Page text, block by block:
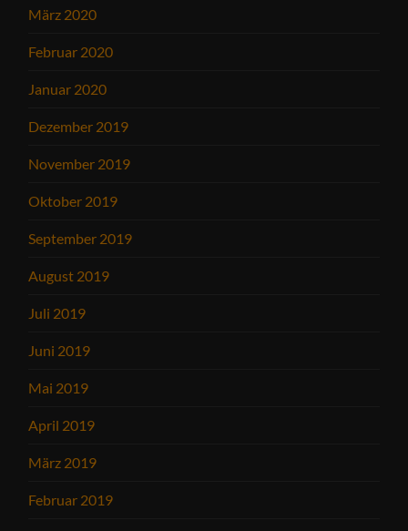
März 2020
Februar 2020
Januar 2020
Dezember 2019
November 2019
Oktober 2019
September 2019
August 2019
Juli 2019
Juni 2019
Mai 2019
April 2019
März 2019
Februar 2019